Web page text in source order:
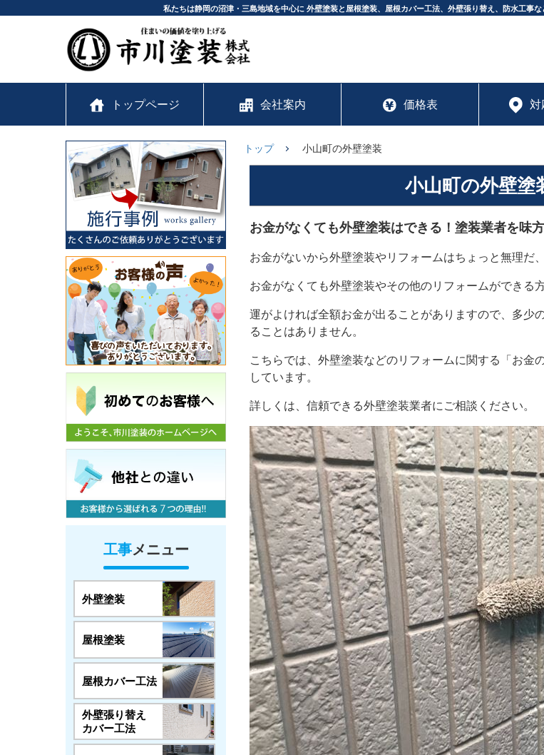
私たちは静岡の沼津・三島地域を中心に 外壁塗装と屋根塗装、屋根カバー工法、外壁張り替え、防水工事
トップページ 会社案内 価格表 対
工事メニュー
外壁塗装
屋根塗装
屋根カバー工法
外壁張り替え
カバー工法
トップ 小山町の外壁塗装
小山町の外壁塗
お金がなくても外壁塗装はできる！塗装業者を味
お金がないから外壁塗装やリフォームはちょっと無理だ
お金がなくても外壁塗装やその他のリフォームができる
運がよければ全額お金が出ることがありますので、多少
ることはありません。
こちらでは、外壁塗装などのリフォームに関する「お金
しています。
詳しくは、信頼できる外壁塗装業者にご相談ください。